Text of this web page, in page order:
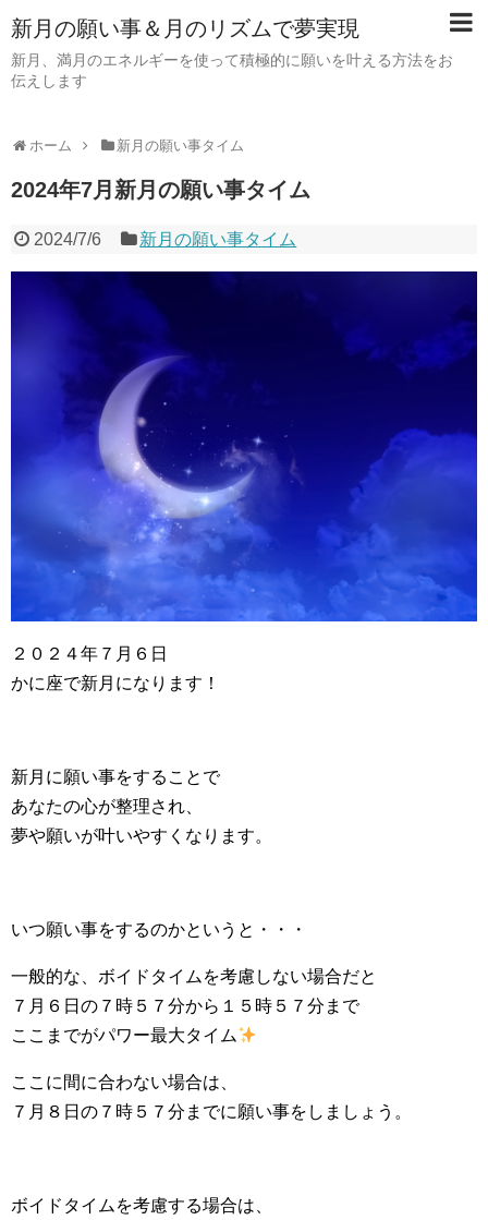
新月の願い事＆月のリズムで夢実現
新月、満月のエネルギーを使って積極的に願いを叶える方法をお
伝えします
ホーム 新月の願い事タイム
2024年7月新月の願い事タイム
2024/7/6 新月の願い事タイム
２０２４年７月６日
かに座で新月になります！
新月に願い事をすることで
あなたの心が整理され、
夢や願いが叶いやすくなります。
いつ願い事をするのかというと・・・
一般的な、ボイドタイムを考慮しない場合だと
７月６日の７時５７分から１５時５７分まで
ここまでがパワー最大タイム
ここに間に合わない場合は、
７月８日の７時５７分までに願い事をしましょう。
ボイドタイムを考慮する場合は、